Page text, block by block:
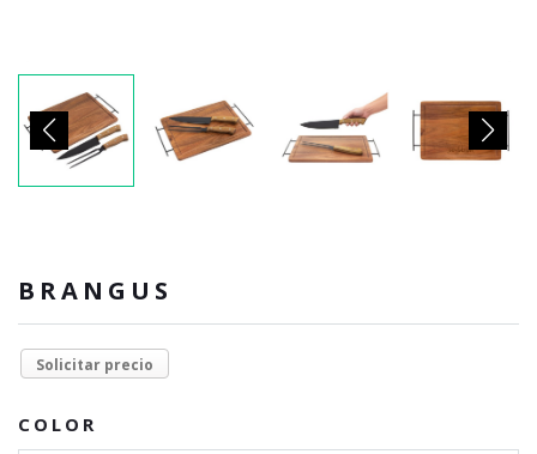
BRANGUS
Solicitar precio
COLOR